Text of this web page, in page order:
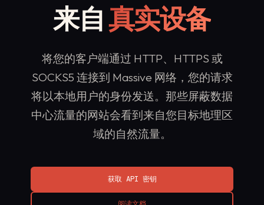
来自真实设备
将您的客户端通过 HTTP、HTTPS 或
SOCKS5 连接到 Massive 网络，您的请求
将以本地用户的身份发送。那些屏蔽数据
中心流量的网站会看到来自您目标地理区
域的自然流量。
获取 API 密钥